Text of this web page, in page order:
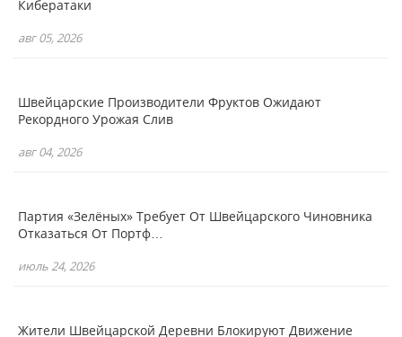
Кибератаки
авг 05, 2026
Швейцарские Производители Фруктов Ожидают
Рекордного Урожая Слив
авг 04, 2026
Партия «зелёных» Требует От Швейцарского Чиновника
Отказаться От Портф…
июль 24, 2026
Жители Швейцарской Деревни Блокируют Движение